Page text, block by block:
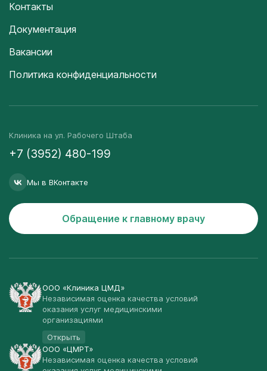
Контакты
Документация
Вакансии
Политика конфиденциальности
Клиника на ул. Рабочего Штаба
+7 (3952) 480-199
Мы в ВКонтакте
Обращение к главному врачу
ООО «Клиника ЦМД»
Независимая оценка качества условий
оказания услуг медицинскими
организациями
Открыть
ООО «ЦМРТ»
Независимая оценка качества условий